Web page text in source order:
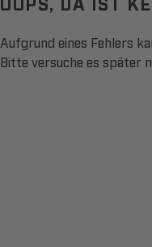
Aufgrund eines Fehlers
Bitte versuche es später